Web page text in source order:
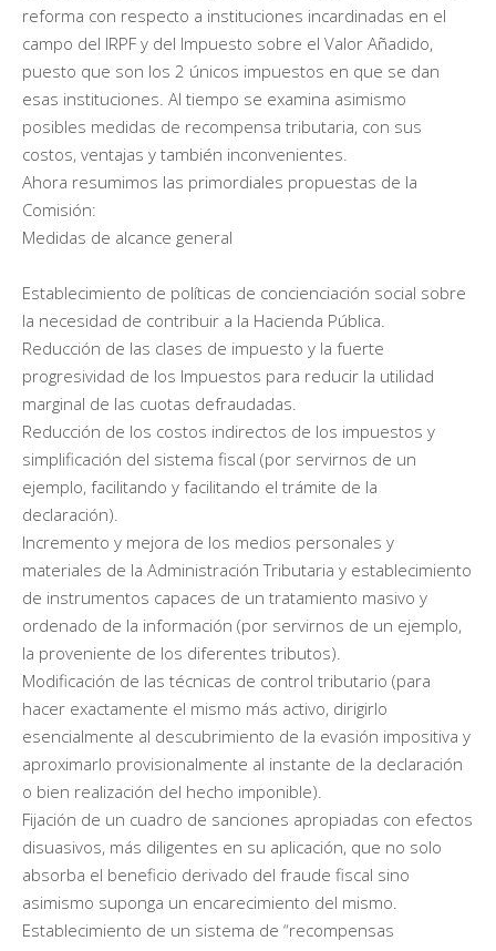
reforma con respecto a instituciones incardinadas en el
campo del IRPF y del Impuesto sobre el Valor Añadido,
puesto que son los 2 únicos impuestos en que se dan
esas instituciones. Al tiempo se examina asimismo
posibles medidas de recompensa tributaria, con sus
costos, ventajas y también inconvenientes.
Ahora resumimos las primordiales propuestas de la
Comisión:
Medidas de alcance general
Establecimiento de políticas de concienciación social sobre
la necesidad de contribuir a la Hacienda Pública.
Reducción de las clases de impuesto y la fuerte
progresividad de los Impuestos para reducir la utilidad
marginal de las cuotas defraudadas.
Reducción de los costos indirectos de los impuestos y
simplificación del sistema fiscal (por servirnos de un
ejemplo, facilitando y facilitando el trámite de la
declaración).
Incremento y mejora de los medios personales y
materiales de la Administración Tributaria y establecimiento
de instrumentos capaces de un tratamiento masivo y
ordenado de la información (por servirnos de un ejemplo,
la proveniente de los diferentes tributos).
Modificación de las técnicas de control tributario (para
hacer exactamente el mismo más activo, dirigirlo
esencialmente al descubrimiento de la evasión impositiva y
aproximarlo provisionalmente al instante de la declaración
o bien realización del hecho imponible).
Fijación de un cuadro de sanciones apropiadas con efectos
disuasivos, más diligentes en su aplicación, que no solo
absorba el beneficio derivado del fraude fiscal sino
asimismo suponga un encarecimiento del mismo.
Establecimiento de un sistema de “recompensas